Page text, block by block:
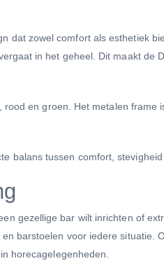
dat zowel comfort als esthetiek
in het geheel. Dit maakt de
en groen. Het metalen frame
balans tussen comfort, stevigheid
gezellige bar wilt inrichten of
barstoelen voor iedere situatie.
horecagelegenheden.